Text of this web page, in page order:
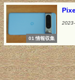
01 情報収集